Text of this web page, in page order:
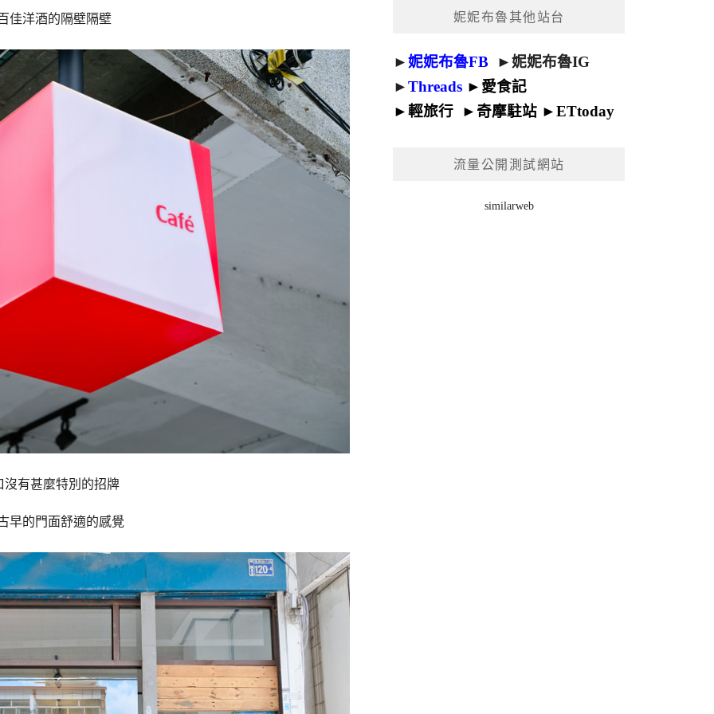
佳洋酒的隔壁隔壁
沒有甚麼特別的招牌
早的門面舒適的感覺
妮妮布魯其他站台
►妮妮布魯FB ►妮妮布魯IG
►Threads ► 愛食記
►輕旅行 ► 奇摩駐站 ►ETtoday
流量公開測試網站
similarweb